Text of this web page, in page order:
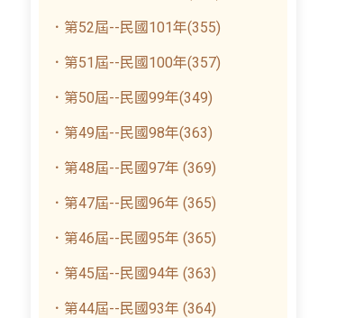
．第52屆--民國101年(355)
．第51屆--民國100年(357)
．第50屆--民國99年(349)
．第49屆--民國98年(363)
．第48屆--民國97年 (369)
．第47屆--民國96年 (365)
．第46屆--民國95年 (365)
．第45屆--民國94年 (363)
．第44屆--民國93年 (364)